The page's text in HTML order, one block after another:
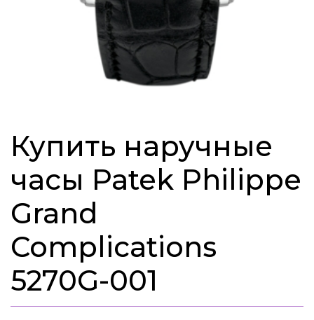
Купить наручные
часы Patek Philippe
Grand
Complications
5270G-001